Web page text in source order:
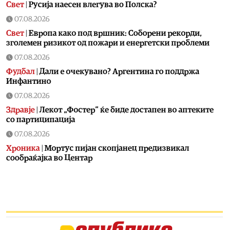
Свет| Русија наесен влегува во Полска?
07.08.2026
Свет| Европа како под вршник: Соборени рекорди,
зголемен ризикот од пожари и енергетски проблеми
07.08.2026
Фудбал Дали е очекувано? Аргентина го поддржа
Инфантино
07.08.2026
Здравје Лекот „Фостер“ ќе биде достапен во аптеките
со партиципација
07.08.2026
Хроника Мортус пијан скопјанец предизвикал
сообраќајка во Центар
07.08.2026
В недела сите на стадион, играат Вардар-